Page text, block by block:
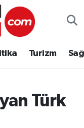
Turizm
Türk